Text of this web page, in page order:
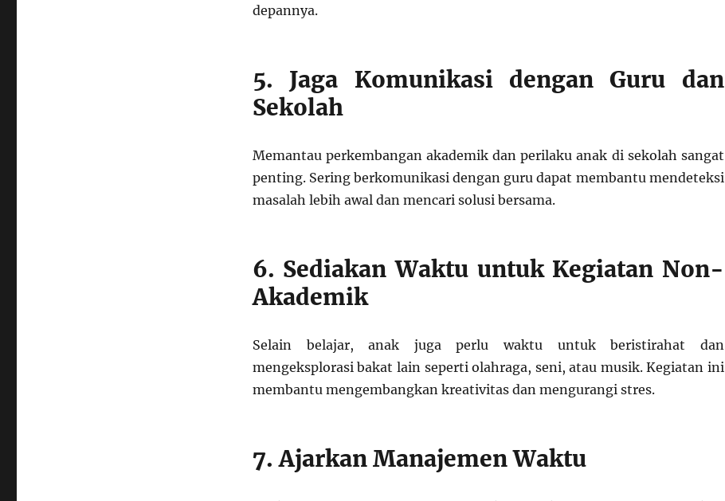
depannya.
5. Jaga Komunikasi dengan Guru dan
Sekolah
Memantau perkembangan akademik dan perilaku anak di sekolah sangat
penting. Sering berkomunikasi dengan guru dapat membantu mendeteksi
masalah lebih awal dan mencari solusi bersama.
6. Sediakan Waktu untuk Kegiatan Non-
Akademik
Selain belajar, anak juga perlu waktu untuk beristirahat dan
mengeksplorasi bakat lain seperti olahraga, seni, atau musik. Kegiatan ini
membantu mengembangkan kreativitas dan mengurangi stres.
7. Ajarkan Manajemen Waktu